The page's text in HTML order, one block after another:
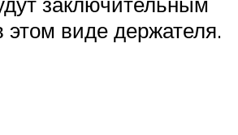
виде держателя.